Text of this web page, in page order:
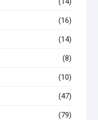
(16)
(14)
(8)
(10)
(47)
(79)